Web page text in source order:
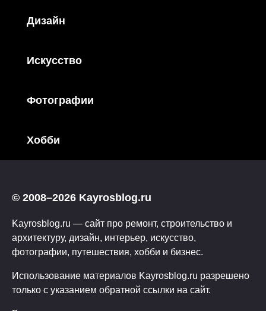
Дизайн
Искусство
Фотографии
Хобби
© 2008–2026 Kayrosblog.ru
Kayrosblog.ru — сайт про ремонт, строительство и
архитектуру, дизайн, интерьер, искусство,
фотографии, путешествия, хобби и бизнес.
Использование материалов Kayrosblog.ru разрешено
только с указанием обратной ссылки на сайт.